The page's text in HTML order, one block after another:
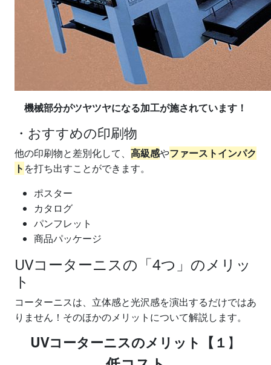
機械部分がツヤツヤになる加工が施されています！
・おすすめの印刷物
他の印刷物と差別化して、 高級感やファーストインパク
ト を打ち出すことができます。​
ポスター​
カタログ​
パンフレット​
商品パッケージ​
UVコーターニスの「4つ」のメリッ
ト
コーターニスは、立体感と光沢感を演出するだけではあ
りません！そのほかのメリットについて解説します。
UVコーターニスのメリット【１ 】